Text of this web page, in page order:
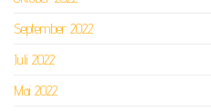
September 2022
Juli 2022
Mai 2022